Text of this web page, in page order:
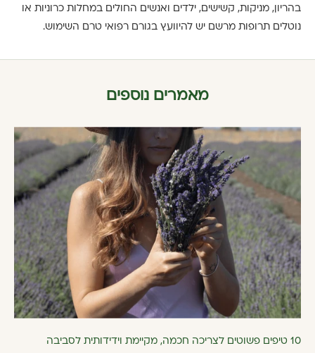
בהריון, מניקות, קשישים, ילדים ואנשים החולים במחלות כרוניות או
נוטלים תרופות מרשם יש להיוועץ בגורם רפואי טרם השימוש.
מאמרים נוספים
10 טיפים פשוטים לצריכה חכמה, מקיימת וידידותית לסביבה